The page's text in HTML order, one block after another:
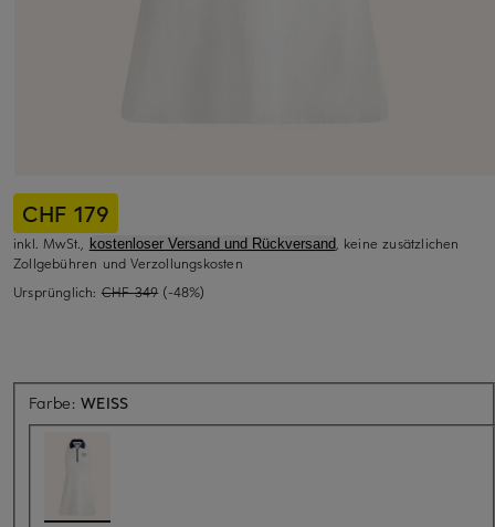
CHF 179
inkl. MwSt., kostenloser Versand und Rückversand, keine zusätzlichen
Zollgebühren und Verzollungskosten
Ursprünglich: CHF 349 (-48%)
Farbe:WEISS